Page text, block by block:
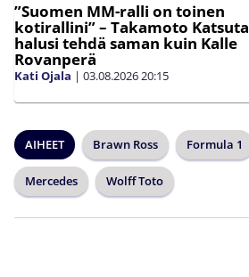
”Suomen MM-ralli on toinen
kotirallini” – Takamoto Katsuta
halusi tehdä saman kuin Kalle
Rovanperä
Kati Ojala | 03.08.202620:15
AIHEET Brawn Ross Formula 1
Mercedes Wolff Toto